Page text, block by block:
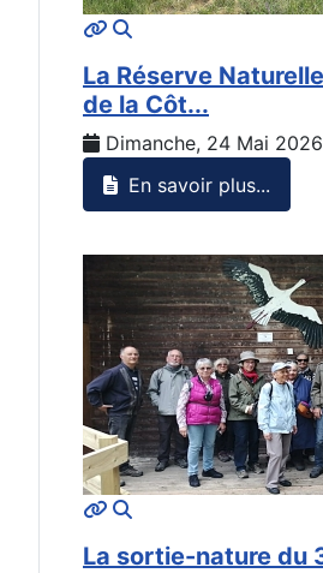
La Réserve
de la Côt...
Dimanche, 24 Mai
En savoir plus...
La sortie-nature du